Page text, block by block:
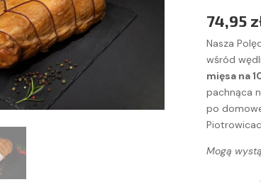
74,95
Nasza
wśród
mięsa na
pachnąca
po
Mogą